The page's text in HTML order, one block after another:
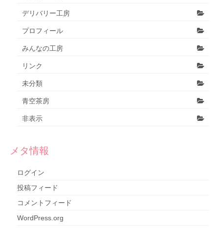
デリバリー工房
プロフィール
みんなの工房
リンク
未分類
青空茶房
非表示
メタ情報
ログイン
投稿フィード
コメントフィード
WordPress.org